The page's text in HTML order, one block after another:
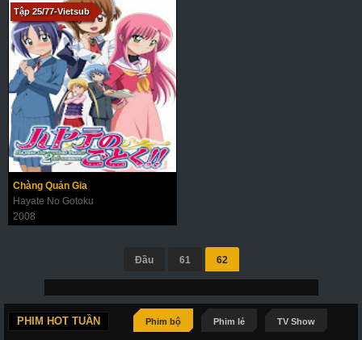
Tập 25/77-Vietsub
Chàng Quản Gia
Hayate No Gotoku
2008
Đầu 61 62
PHIM HOT TUẦN Phim bộ Phim lẻ TV Show